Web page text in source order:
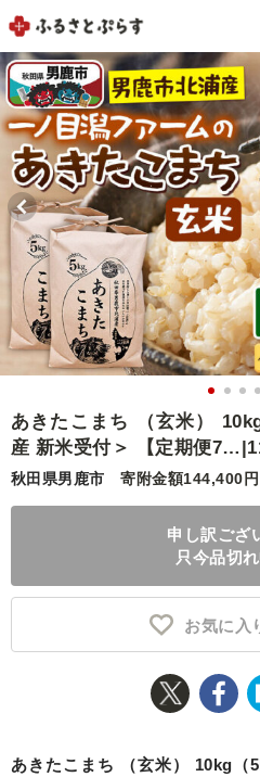
マイメニュー
マイページ
お気に入り
メニュー
お礼の品から探す
お礼の品をカテゴリや金額で絞
自治体から探す
ランキング
特集・おすすめ
あきたこまち （玄米）
産 新米受付＞ 【定期便
秋田県男鹿市 寄附金額144,400円
申し訳ござ
只今品切
お気に入
あきたこまち （玄米） 10kg（